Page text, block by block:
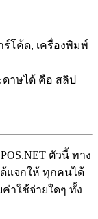
ร์โค้ด, เครื่องพิมพ์
ดาษได้ คือ สลิป
ตัวนี้ ทาง
ด้แจกให้ ทุกคนได้
าใช้จ่ายใดๆ ทั้ง